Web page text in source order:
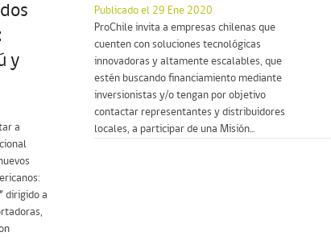
y
a
dirigido a
Publicado el 29 Ene 2020
ProChile invita a empresas chilenas que
cuenten con soluciones tecnológicas
innovadoras y altamente escalables, que
estén buscando financiamiento mediante
inversionistas y/o tengan por objetivo
contactar representantes y distribuidores
locales, a participar de una Misión...